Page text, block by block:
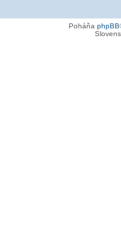
Poháňa phpBB